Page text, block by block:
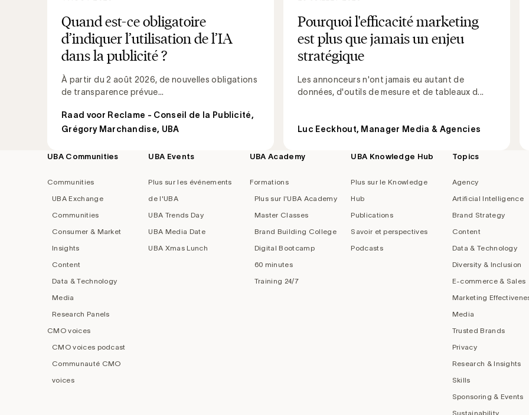
Quand est-ce obligatoire
d’indiquer l’utilisation de l’IA
dans la publicité ?
À partir du 2 août 2026, de nouvelles obligations
de transparence prévue...
Raad voor Reclame - Conseil de la Publicité,
Grégory Marchandise, UBA
Pourquoi l'efficacité marketing
est plus que jamais un enjeu
stratégique
Les annonceurs n'ont jamais eu autant de
données, d'outils de mesure et de tableaux d...
Luc Eeckhout, Manager Media & Agencies
Footer
UBA Communities
Communities
UBA Exchange
Communities
Consumer & Market
Insights
Content
Data & Technology
Media
Research Panels
CMO voices
CMO voices podcast
Communauté CMO
voices
UBA Events
Plus sur les événements
de l'UBA
UBA Trends Day
UBA Media Date
UBA Xmas Lunch
UBA Academy
Formations
Plus sur l'UBA Academy
Master Classes
Brand Building College
Digital Bootcamp
60 minutes
Training 24/7
UBA Knowledge Hub
Plus sur le Knowledge
Hub
Publications
Savoir et perspectives
Podcasts
Topics
Agency
Artificial Intelligence
Brand Strategy
Content
Data & Technology
Diversity & Inclusion
E-commerce & Sales
Marketing
Media
Trusted Brands
Privacy
Research & Insights
Skills
Sponsoring & Events
Sustainability